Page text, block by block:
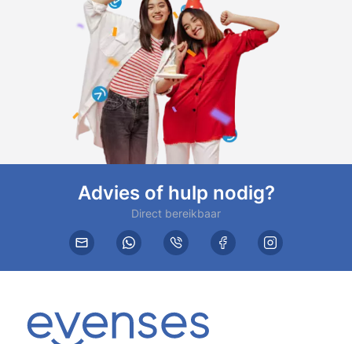
Advies of hulp nodig?
Direct bereikbaar